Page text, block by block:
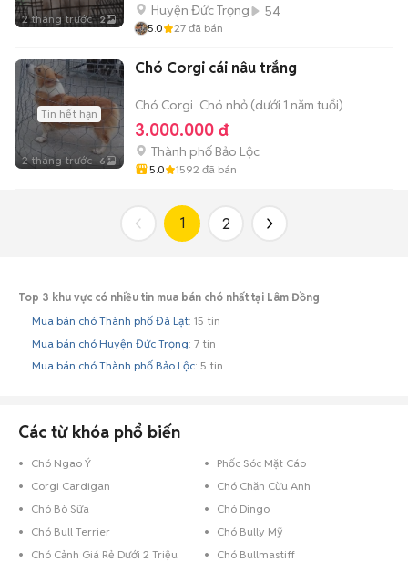
2 tháng trước 2
Huyện Đức Trọng 54
5.0 27 đã bán
Tin hết hạn
2 tháng trước 6
Chó Corgi cái nâu trắng
Chó Corgi Chó nhỏ (dưới 1 năm tuổi)
3.000.000 đ
Thành phố Bảo Lộc
5.0 1592 đã bán
1 2
Top 3 khu vực có nhiều tin mua bán chó nhất tại Lâm Đồng
Mua bán chó Thành phố Đà Lạt: 15 tin
Mua bán chó Huyện Đức Trọng: 7 tin
Mua bán chó Thành phố Bảo Lộc: 5 tin
Các từ khóa phổ biến
Chó Ngao Ý
Phốc Sóc Mặt Cáo
Corgi Cardigan
Chó Chăn Cừu Anh
Chó Bò Sữa
Chó Dingo
Chó Bull Terrier
Chó Bully Mỹ
Chó Cảnh Giá Rẻ Dưới 2 Triệu
Chó Bullmastiff